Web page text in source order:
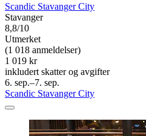
Scandic Stavanger City
Stavanger
8,8/10
Utmerket
(1 018 anmeldelser)
1 019 kr
inkludert skatter og avgifter
6. sep.–7. sep.
Scandic Stavanger City